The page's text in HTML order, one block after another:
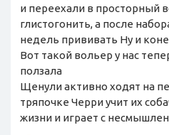
и переехали в просторный
глистогонить, а после
недель прививать Ну и
Вот такой вольер у нас
ползала
Щенули активно ходят на
тряпочке Черри учит их
жизни и играет с